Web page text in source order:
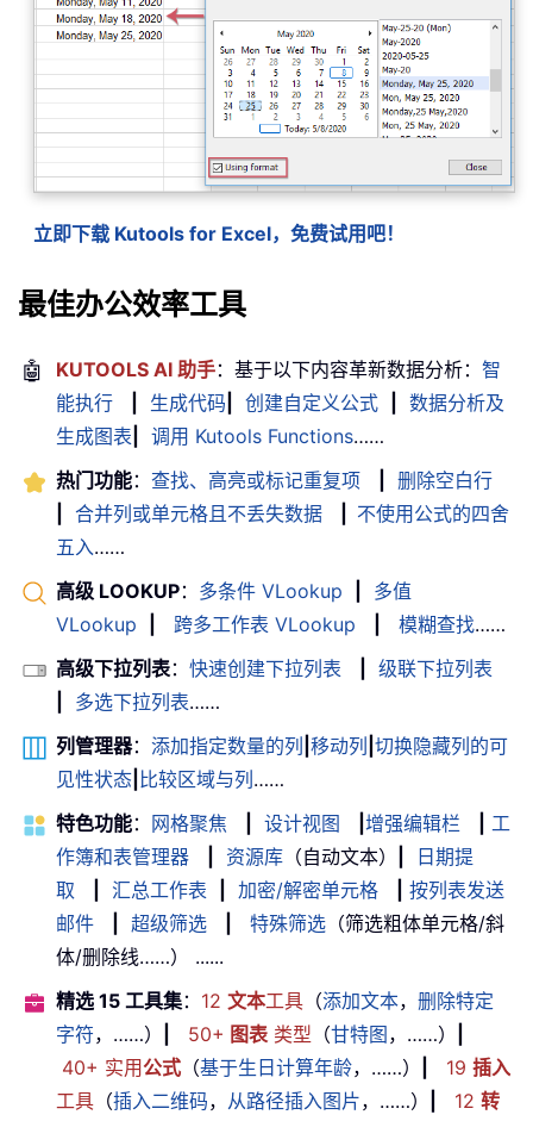
立即下载 Kutools for Excel，免费试用吧！
最佳办公效率工具
🤖 KUTOOLS AI 助手：基于以下内容革新数据分析： 智
能执行
生成代码 创建自定义公式
数据分析及
生成图表
调用 Kutools Functions……
热门功能： 查找、高亮或标记重复项
删除空白行
合并列或单元格且不丢失数据
不使用公式的四舍
五入……
高级 LOOKUP： 多条件 VLookup
多值
VLookup
跨多工作表 VLookup 模糊查找……
高级下拉列表： 快速创建下拉列表
级联下拉列表
多选下拉列表……
列管理器： 添加指定数量的列 移动列 切换隐藏列的可
见性状态 比较区域与列 ……
特色功能： 网格聚焦 设计视图 增强编辑栏
工
作簿和表管理器
资源库 （自动文本）
日期提
取
汇总工作表 加密/解密单元格
按列表发送
邮件
超级筛选 特殊筛选 （筛选粗体单元格/斜
体/删除线……） ......
精选 15 工具集： 12 文本工具 （添加文本， 删除特定
字符，……） 50+ 图表类型 （甘特图 ，……）
40+ 实用公式 （基于生日计算年龄，……） 19 插入
工具 （插入二维码， 从路径插入图片，……） 12 转